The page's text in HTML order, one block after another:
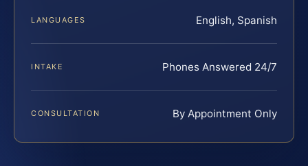
LANGUAGES English, Spanish
INTAKE Phones Answered 24/7
CONSULTATION By Appointment Only